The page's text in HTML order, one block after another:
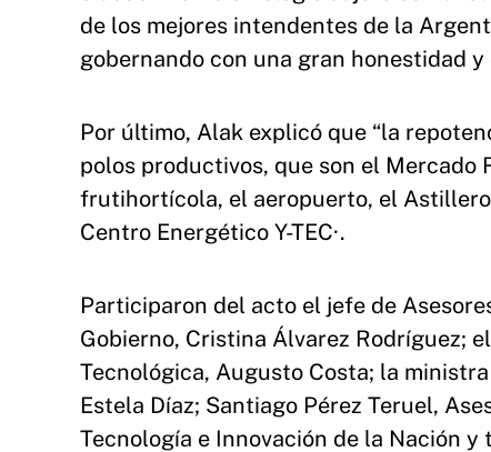
de los mejores intendentes de la
gobernando con una gran honestidad y
Por último, Alak explicó que “la
polos productivos, que son el
frutihortícola, el aeropuerto, el
Centro Energético Y-TEC·.
Participaron del acto el jefe de
Gobierno, Cristina Álvarez Rodríguez;
Tecnológica, Augusto Costa; la
Estela Díaz; Santiago Pérez Teruel,
Tecnología e Innovación de la Nación